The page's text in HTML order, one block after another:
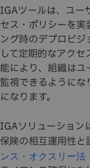
IGAツールは、ユー
セス・ポリシーを
ング時のデプロビ
して定期的なアク
能により、組織は
監視できるように
になります。
IGAソリューション
保険の相互運用性と
ンス・オクスリー法